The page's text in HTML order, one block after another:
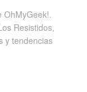
OhMyGeek!.
Resistidos,
y tendencias